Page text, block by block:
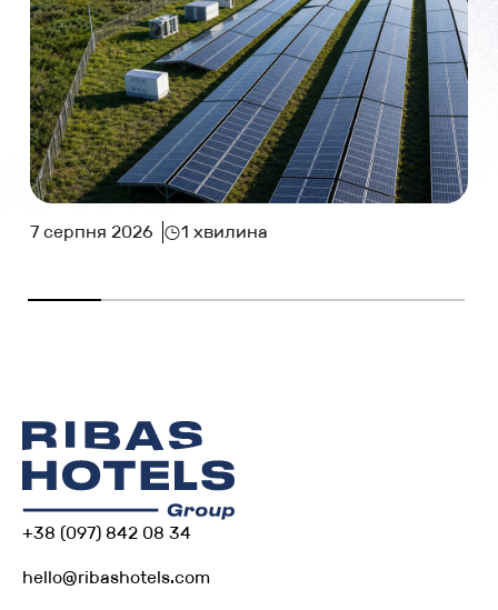
7 серпня 2026 1 хвилина
+38 (097) 842 08 34
hello@ribashotels.com